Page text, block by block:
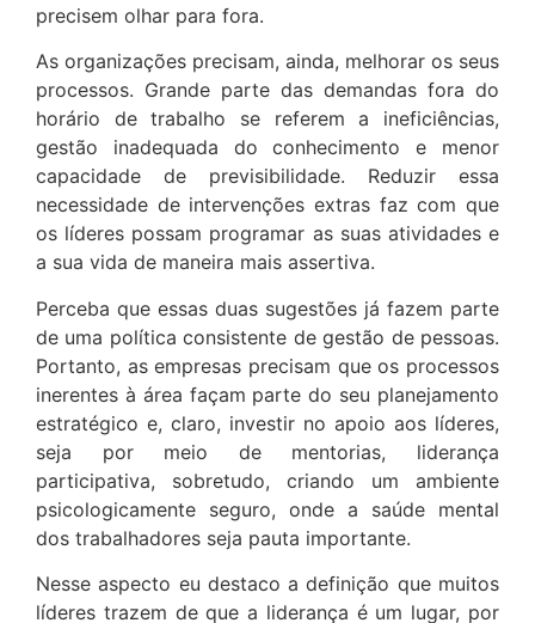
precisem olhar para fora.
As organizações precisam, ainda, melhorar os seus
processos. Grande parte das demandas fora do
horário de trabalho se referem a ineficiências,
gestão inadequada do conhecimento e menor
capacidade de previsibilidade. Reduzir essa
necessidade de intervenções extras faz com que
os líderes possam programar as suas atividades e
a sua vida de maneira mais assertiva.
Perceba que essas duas sugestões já fazem parte
de uma política consistente de gestão de pessoas.
Portanto, as empresas precisam que os processos
inerentes à área façam parte do seu planejamento
estratégico e, claro, investir no apoio aos líderes,
seja por meio de mentorias, liderança
participativa, sobretudo, criando um ambiente
psicologicamente seguro, onde a saúde mental
dos trabalhadores seja pauta importante.
Nesse aspecto eu destaco a definição que muitos
líderes trazem de que a liderança é um lugar, por